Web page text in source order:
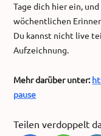
Tage dich hier ein,
wöchentlichen
Du kannst nicht live
Aufzeichnung.
Mehr darüber unter:
pause
Teilen verdoppelt